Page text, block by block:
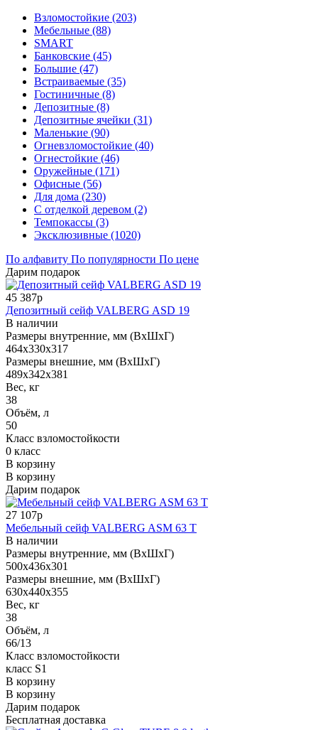
Взломостойкие (203)
Мебельные (88)
SMART
Банковские (45)
Большие (47)
Встраиваемые (35)
Гостиничные (8)
Депозитные (8)
Депозитные ячейки (31)
Маленькие (90)
Огневзломостойкие (40)
Огнестойкие (46)
Оружейные (171)
Офисные (56)
Для дома (230)
С отделкой деревом (2)
Темпокассы (3)
Эксклюзивные (1020)
По алфавиту По популярности По цене
Дарим подарок
45 387р
Депозитный сейф VALBERG ASD 19
В наличии
Размеры внутренние, мм (ВхШхГ)
464x330x317
Размеры внешние, мм (ВхШхГ)
489x342x381
Вес, кг
38
Объём, л
50
Класс взломостойкости
0 класс
В корзину
В корзину
Дарим подарок
27 107р
Мебельный сейф VALBERG ASM 63 T
В наличии
Размеры внутренние, мм (ВхШхГ)
500x436x301
Размеры внешние, мм (ВхШхГ)
630x440x355
Вес, кг
38
Объём, л
66/13
Класс взломостойкости
класс S1
В корзину
В корзину
Дарим подарок
Бесплатная доставка